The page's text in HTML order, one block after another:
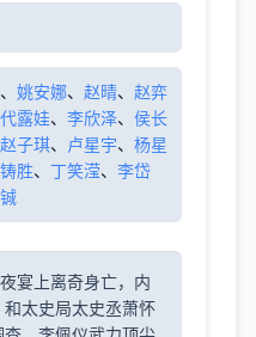
、 姚安娜、 赵晴、 赵弈
代露娃、 李欣泽、 侯长
赵子琪、 卢星宇、 杨星
胜、 丁笑滢、 李岱
宴上离奇身亡，内
太史局太史丞萧怀